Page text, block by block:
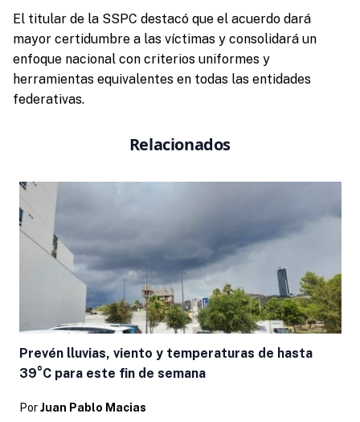
El titular de la SSPC destacó que el acuerdo dará
mayor certidumbre a las víctimas y consolidará un
enfoque nacional con criterios uniformes y
herramientas equivalentes en todas las entidades
federativas.
Relacionados
Prevén lluvias, viento y temperaturas de hasta
39°C para este fin de semana
Por Juan Pablo Macias